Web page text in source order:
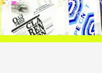
créatifs, inscris-toi !